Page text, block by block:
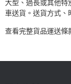
大型、過長或其他特
車送貨。送貨方式、
查看完整貨品運送條